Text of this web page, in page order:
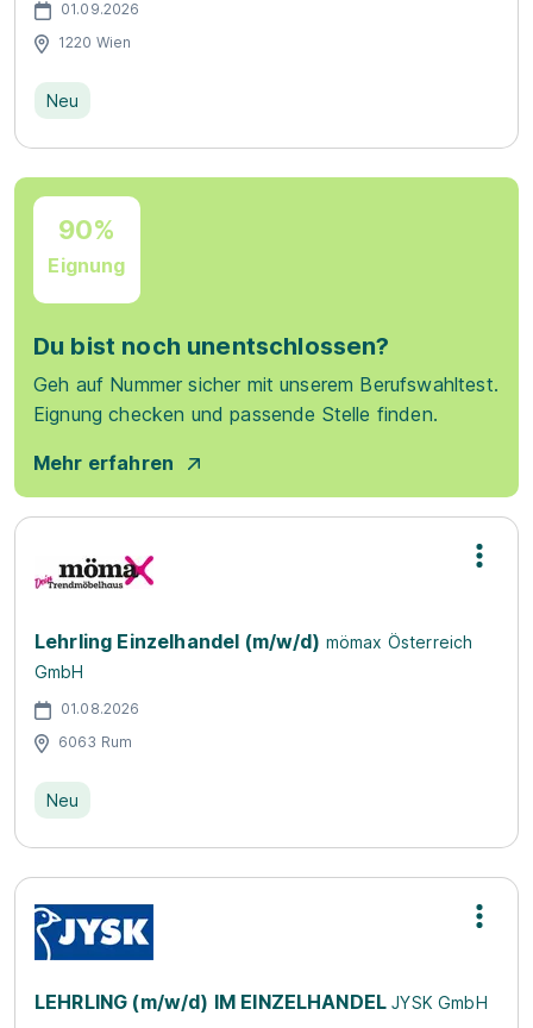
01.09.2026
1220 Wien
Neu
90%
Eignung
Du bist noch unentschlossen?
Geh auf Nummer sicher mit unserem Berufswahltest.
Eignung checken und passende Stelle finden.
Mehr erfahren
Lehrling Einzelhandel (m/w/d) mömax Österreich
GmbH
01.08.2026
6063 Rum
Neu
LEHRLING (m/w/d) IM EINZELHANDELJYSK GmbH